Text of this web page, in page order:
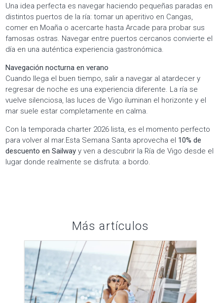
Una idea perfecta es navegar haciendo pequeñas paradas en
distintos puertos de la ría: tomar un aperitivo en Cangas,
comer en Moaña o acercarte hasta Arcade para probar sus
famosas ostras. Navegar entre puertos cercanos convierte el
día en una auténtica experiencia gastronómica.
Navegación nocturna en verano
Cuando llega el buen tiempo, salir a navegar al atardecer y
regresar de noche es una experiencia diferente. La ría se
vuelve silenciosa, las luces de Vigo iluminan el horizonte y el
mar suele estar completamente en calma.
Con la temporada charter 2026 lista, es el momento perfecto
para volver al mar.Esta Semana Santa aprovecha el 10% de
descuento en Sailway y ven a descubrir la Ría de Vigo desde el
lugar donde realmente se disfruta: a bordo.
Más artículos